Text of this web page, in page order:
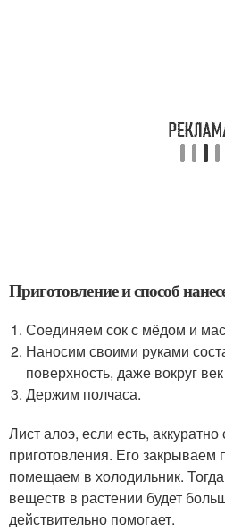
Приготовление и способ
Соединяем сок с мёдом и
Наносим своими руками
поверхность, даже вокруг век
Держим полчаса.
Лист алоэ, если есть,
приготовления. Его закрываем
помещаем в холодильник.
веществ в растении будет
действительно помогает.